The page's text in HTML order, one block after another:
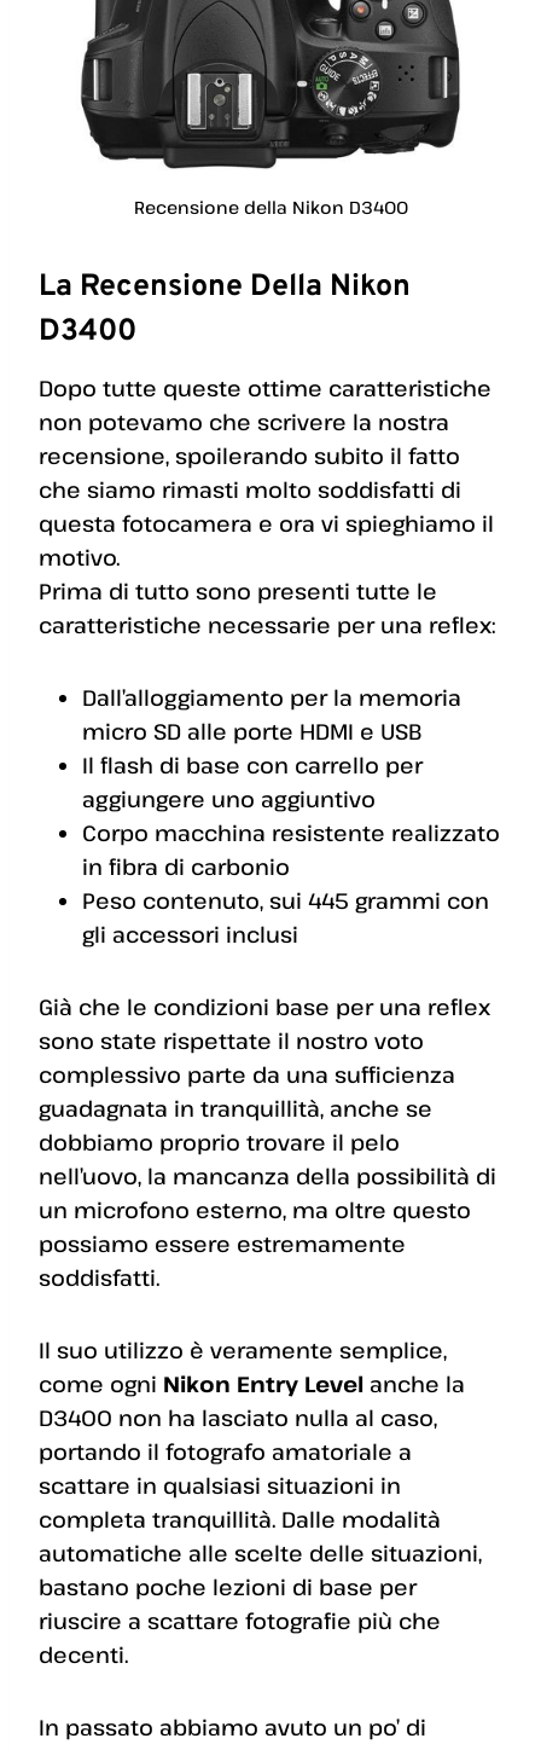
Recensione della Nikon D3400
La Recensione Della Nikon
D3400
Dopo tutte queste ottime caratteristiche
non potevamo che scrivere la nostra
recensione, spoilerando subito il fatto
che siamo rimasti molto soddisfatti di
questa fotocamera e ora vi spieghiamo il
motivo.
Prima di tutto sono presenti tutte le
caratteristiche necessarie per una reflex:
Dall’alloggiamento per la memoria
micro SD alle porte HDMI e USB
Il flash di base con carrello per
aggiungere uno aggiuntivo
Corpo macchina resistente realizzato
in fibra di carbonio
Peso contenuto, sui 445 grammi con
gli accessori inclusi
Già che le condizioni base per una reflex
sono state rispettate il nostro voto
complessivo parte da una sufficienza
guadagnata in tranquillità, anche se
dobbiamo proprio trovare il pelo
nell’uovo, la mancanza della possibilità di
un microfono esterno, ma oltre questo
possiamo essere estremamente
soddisfatti.
Il suo utilizzo è veramente semplice,
come ogni Nikon Entry Level anche la
D3400 non ha lasciato nulla al caso,
portando il fotografo amatoriale a
scattare in qualsiasi situazioni in
completa tranquillità. Dalle modalità
automatiche alle scelte delle situazioni,
bastano poche lezioni di base per
riuscire a scattare fotografie più che
decenti.
In passato abbiamo avuto un po’ di